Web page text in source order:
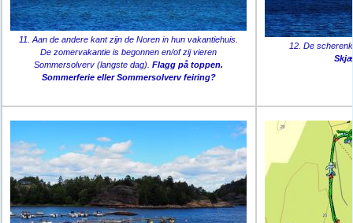
11. Aan de andere kant zijn de Noren in hun vakantiehuis.
De zomervakantie is begonnen en/of zij vieren
Sommersolverv (langste dag).Flagg på toppen.
Sommerferie eller Sommersolverv feiring?
12. De